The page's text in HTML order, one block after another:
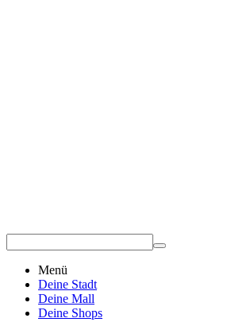
Menü
Deine Stadt
Deine Mall
Deine Shops